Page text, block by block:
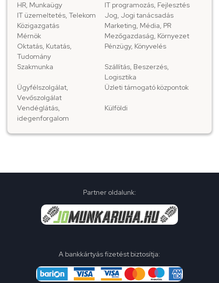
HR, Munkaügy
IT programozás, Fejlesztés
IT üzemeltetés, Telekom
Jog, Jogi tanácsadás
Közigazgatás
Marketing, Média, PR
Mérnök
Mezőgazdaság, Környezet
Oktatás, Kutatás,
Tudomány
Pénzügy, Könyvelés
Szakmunka
Szállítás, Beszerzés,
Logisztika
Ügyfélszolgálat,
Vevőszolgálat
Üzleti támogató központok
Vendéglátás,
idegenforgalom
Külföldi
Partner oldalunk:
A bankkártyás fizetést biztosítja: